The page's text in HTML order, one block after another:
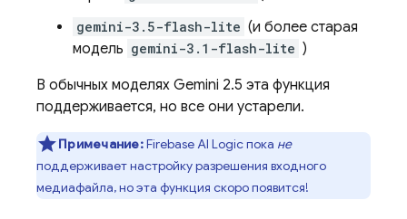
gemini-3.5-flash-lite (и более старая
модель gemini-3.1-flash-lite )
В обычных моделях Gemini 2.5 эта функция
поддерживается, но все они устарели.
Примечание:Firebase AI Logicпока не
поддерживает настройку разрешения входного
медиафайла, но эта функция скоро появится!